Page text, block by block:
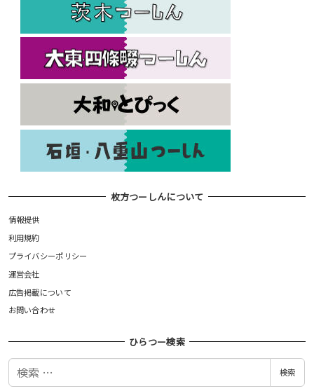
枚方つーしんについて
情報提供
利用規約
プライバシーポリシー
運営会社
広告掲載について
お問い合わせ
ひらつー検索
検
検索